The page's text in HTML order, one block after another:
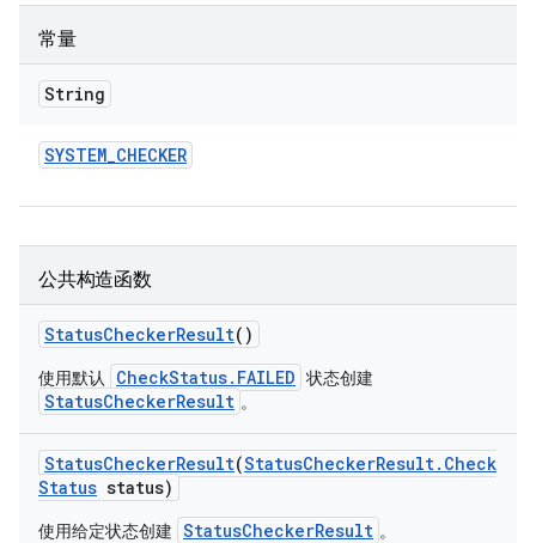
常量
String
SYSTEM_CHECKER
公共构造函数
StatusCheckerResult()
使用默认 CheckStatus.FAILED 状态创建
StatusCheckerResult 。
StatusCheckerResult(StatusCheckerResult. Check
Status status)
使用给定状态创建 StatusCheckerResult 。